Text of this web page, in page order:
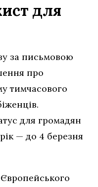
для
за письмовою
про
тимчасового
для громадян
— до 4 березня
Європейського